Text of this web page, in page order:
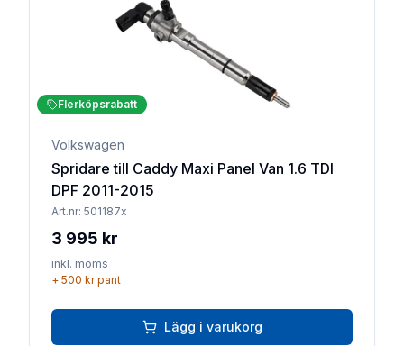
Flerköpsrabatt
Volkswagen
Spridare till Caddy Maxi Panel Van 1.6 TDI
DPF 2011-2015
Art.nr: 501187x
3 995 kr
inkl. moms
+ 500 krpant
Lägg i varukorg